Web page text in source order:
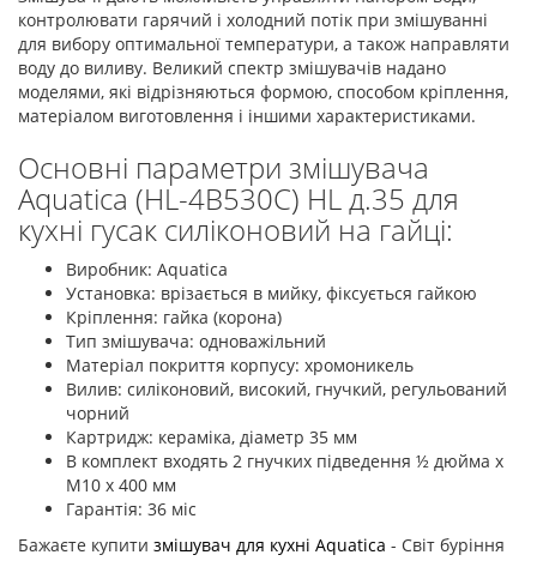
контролювати гарячий і холодний потік при змішуванні
для вибору оптимальної температури, а також направляти
воду до виливу. Великий спектр змішувачів надано
моделями, які відрізняються формою, способом кріплення,
матеріалом виготовлення і іншими характеристиками.
Основні параметри змішувача
Aquatica (HL-4B530C) HL д.35 для
кухні гусак силіконовий на гайці:
Виробник: Aquatica
Установка: врізається в мийку, фіксується гайкою
Кріплення: гайка (корона)
Тип змішувача: одноважільний
Матеріал покриття корпусу: хромоникель
Вилив: силіконовий, високий, гнучкий, регульований
чорний
Картридж: кераміка, діаметр 35 мм
В комплект входять 2 гнучких підведення ½ дюйма х
М10 х 400 мм
Гарантія: 36 міс
Бажаєте купити змішувач для кухні Aquatica - Світ буріння